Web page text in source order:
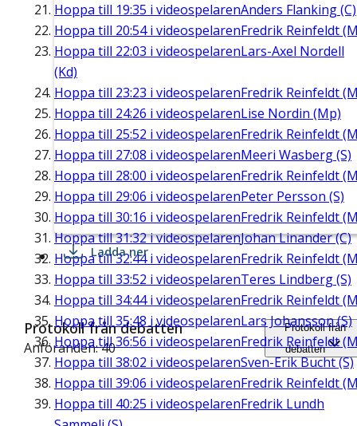
Hoppa till 19:35 i videospelarenAnders Flanking (C)
Hoppa till 20:54i videospelarenFredrik Reinfeldt
Hoppa till 22:03 i videospelarenLars-Axel Nordell
(Kd)
Hoppa till 23:23 i videospelarenFredrik Reinfeldt
Hoppa till 24:26 i videospelarenLise Nordin (Mp)
Hoppa till 25:52 i videospelarenFredrik Reinfeldt
Hoppa till 27:08 i videospelarenMeeri Wasberg (S)
Hoppa till 28:00 i videospelarenFredrik Reinfeldt
Hoppa till 29:06 i videospelarenPeter Persson (S)
Hoppa till 30:16 i videospelarenFredrik Reinfeldt
Hoppa till31:32i videospelarenJohan Linander (C)
Hoppa till32:44i videospelarenFredrik Reinfeldt
Hoppa till 33:52 i videospelarenTeres Lindberg (S)
Hoppa till 34:44i videospelarenFredrik Reinfeldt
Hoppa till 35:48 i videospelarenLars Johansson (S)
Hoppa till36:56 i videospelarenFredrik Reinfeldt
Hoppa till 38:02 i videospelarenSven-Erik Bucht (S)
Hoppa till 39:06 i videospelarenFredrik Reinfeldt
Hoppa till 40:25 i videospelarenFredrik Lundh
Ladda ner
Protokoll från debatten
Anföranden: 40
Protokoll från
debatten